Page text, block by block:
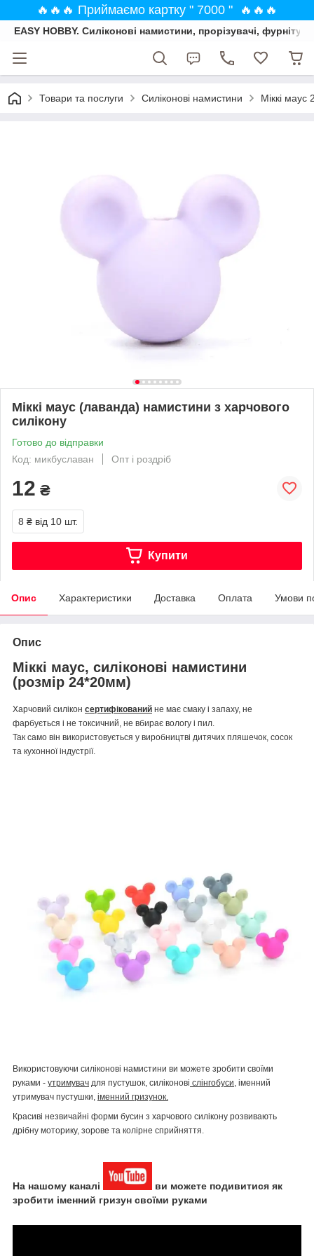
🔥🔥🔥 Приймаємо картку " 7000 " 🔥🔥🔥
EASY HOBBY. Силіконові намистини, прорізувачі,
Товари та послуги Силіконові намистини Міккі
Міккі маус (лаванда) намистини з харчового
силікону
Готово до відправки
Код: микбуславан
Опт і роздріб
12 ₴
8 ₴ від 10 шт.
Купити
Опис Характеристики Доставка Оплата Умови
Опис
Міккі маус, силіконові намистини
(розмір 24*20мм)
Харчовий силікон сертифікований не має смаку і запаху, не
фарбується і не токсичний, не вбирає вологу і пил.
Так само він використовується у виробництві дитячих пляшечок, сосок
та кухонної індустрії.
Використовуючи силіконові намистини ви можете зробити своїми
руками - утримувач для пустушок, силіконові слінгобуси, іменний
утримувач пустушки, іменний гризунок.
Красиві незвичайні форми бусин з харчового силікону розвивають
дрібну моторику, зорове та колірне сприйняття.
На нашому каналі
ви можете подивитися як
зробити іменний гризун своїми руками